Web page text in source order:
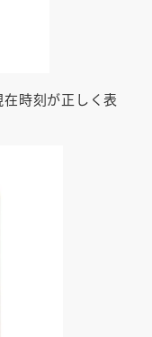
時刻が正しく表